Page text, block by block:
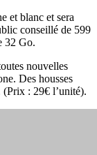
et blanc et sera
conseillé de 599
32 Go.
nouvelles
Des housses
(Prix : 29€ l’unité).